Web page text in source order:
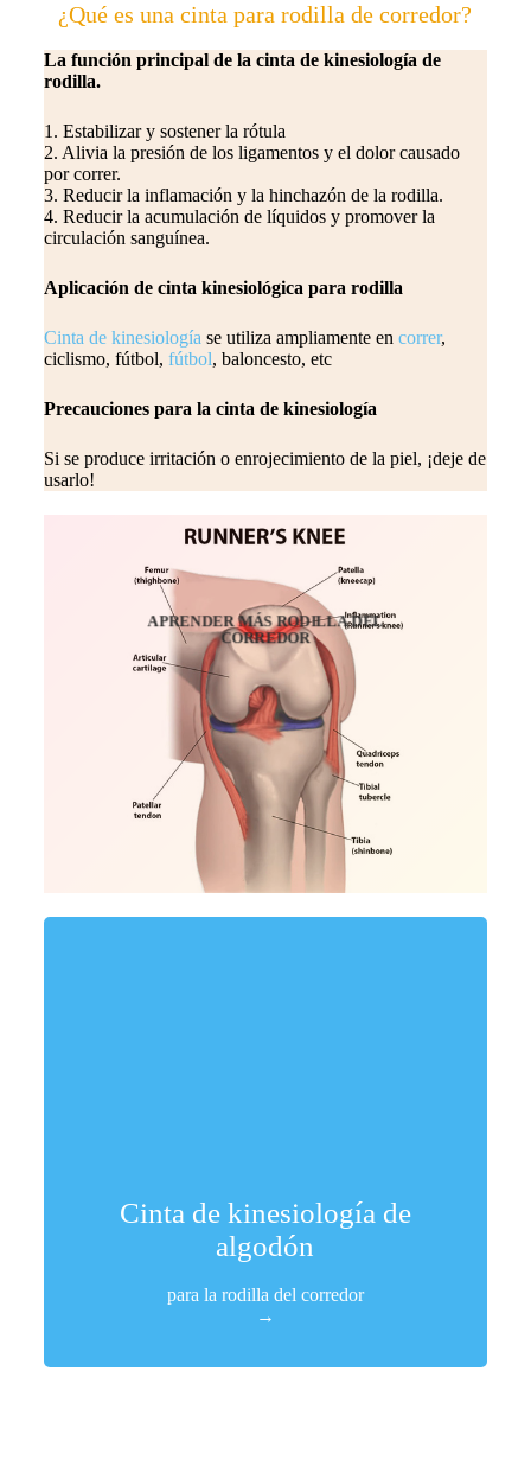
¿Qué es una cinta para rodilla de corredor?
La función principal de la cinta de kinesiología de
rodilla.
1. Estabilizar y sostener la rótula
2. Alivia la presión de los ligamentos y el dolor causado
por correr.
3. Reducir la inflamación y la hinchazón de la rodilla.
4. Reducir la acumulación de líquidos y promover la
circulación sanguínea.
Aplicación de cinta kinesiológica para rodilla
Cinta de kinesiología se utiliza ampliamente en correr,
ciclismo, fútbol, fútbol, baloncesto, etc
Precauciones para la cinta de kinesiología
Si se produce irritación o enrojecimiento de la piel, ¡deje de
usarlo!
APRENDER MÁS RODILLA DEL
CORREDOR
Cinta de kinesiología de
algodón
para la rodilla del corredor
→
COMPRAS